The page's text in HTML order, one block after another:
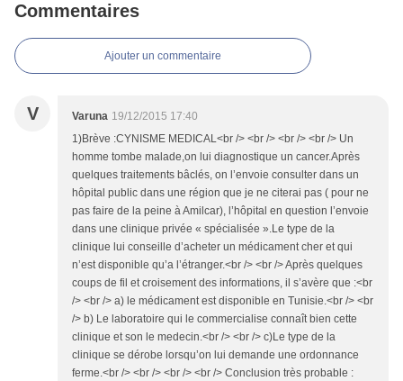
Commentaires
Ajouter un commentaire
V Varuna 19/12/2015 17:40
1)Brève :CYNISME MEDICAL<br /> <br /> <br /> <br /> Un
homme tombe malade,on lui diagnostique un cancer.Après
quelques traitements bâclés, on l’envoie consulter dans un
hôpital public dans une région que je ne citerai pas ( pour ne
pas faire de la peine à Amilcar), l’hôpital en question l’envoie
dans une clinique privée « spécialisée ».Le type de la
clinique lui conseille d’acheter un médicament cher et qui
n’est disponible qu’a l’étranger.<br /> <br /> Après quelques
coups de fil et croisement des informations, il s’avère que :<br
/> <br /> a) le médicament est disponible en Tunisie.<br /> <br
/> b) Le laboratoire qui le commercialise connaît bien cette
clinique et son le medecin.<br /> <br /> c)Le type de la
clinique se dérobe lorsqu’on lui demande une ordonnance
ferme.<br /> <br /> <br /> <br /> Conclusion très probable :